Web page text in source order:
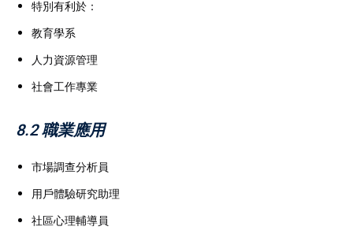
特別有利於：
教育學系
人力資源管理
社會工作專業
8.2 職業應用
市場調查分析員
用戶體驗研究助理
社區心理輔導員